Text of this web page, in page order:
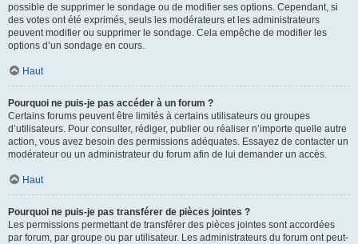
possible de supprimer le sondage ou de modifier ses options. Cependant, si
des votes ont été exprimés, seuls les modérateurs et les administrateurs
peuvent modifier ou supprimer le sondage. Cela empêche de modifier les
options d’un sondage en cours.
Haut
Pourquoi ne puis-je pas accéder à un forum ?
Certains forums peuvent être limités à certains utilisateurs ou groupes
d’utilisateurs. Pour consulter, rédiger, publier ou réaliser n’importe quelle autre
action, vous avez besoin des permissions adéquates. Essayez de contacter un
modérateur ou un administrateur du forum afin de lui demander un accès.
Haut
Pourquoi ne puis-je pas transférer de pièces jointes ?
Les permissions permettant de transférer des pièces jointes sont accordées
par forum, par groupe ou par utilisateur. Les administrateurs du forum ont peut-